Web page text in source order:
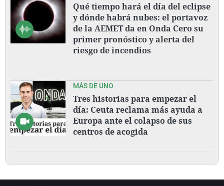
Qué tiempo hará el día del eclipse
y dónde habrá nubes: el portavoz
de la AEMET da en Onda Cero su
primer pronóstico y alerta del
riesgo de incendios
MÁS DE UNO
Tres historias para empezar el
día: Ceuta reclama más ayuda a
Europa ante el colapso de sus
centros de acogida